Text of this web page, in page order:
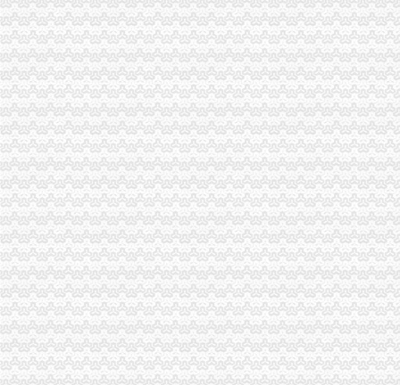
新蒲经开区企业财务人员_贵州新蒲经济开发公司招聘信息-遵义58同城
合肥经开区哪家财务公司比较好选信者财务_信者财务_新浪博客
公司注册,经开区公司注册,峻岭财务（优质商家）-企汇网
经开区企业财务人员招聘启事_搜狐教育_搜狐网
重庆市双桥经开区红兰财务咨询工作室
【郑州经开区财务经理招聘网_财务经理招聘信息】-郑州智联招聘
【郑州凯达财务咨询有限公司_经开区凯达财务咨询】-公司注册-郑州
【经开区会计招聘网|经开区会计师招聘信息】-郑州58同城
【经开区财务主管招聘|经开区审计主管招聘|经开区统计主管招聘】-潍
长沙市门户网站--长沙经开区集团公司财务软件采购项目（第二次
经开区敬业的金牌财务公司,合肥运倍财税公司很好-商务服务-中
昆明经开区代理财务报税价格小规模做账多少钱正然税务服务_【认证
信地置业（合肥）有限公司招聘财务出纳经开区五险一金餐补-新安
【合肥经开区公司注册信者财务专业诚信】价格_厂家_图片-Hc360慧
新浦经开区诚聘财务经理_新蒲经开区招聘信息-遵义58同城
潍坊财务实习生（经开区）招聘信息|马石油润滑油（山东）有限公司招
经开区财务代账、财务代账费用、安徽锐翼会计服务（优质商家）-企
经开区哪家财务公司注册公司专业找安诚财务张娜娜会计-爱喇叭网
经开区齐云路注册公司做账报税的财务公司哪家好！就来合合财务找袁
经开区公司注册代办|【诺之洋财务】|公司注册
【合肥-经开区财务会计专员_财务会计专员招聘_安徽衣柏品牌管理有